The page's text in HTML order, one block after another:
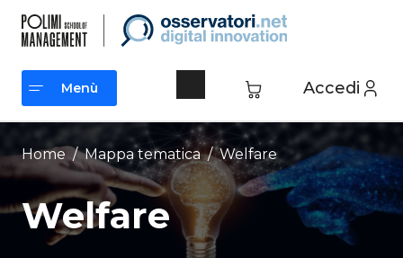
contenuto
Accedi
Menù
Menù
Home / Mappa tematica /Welfare
Welfare